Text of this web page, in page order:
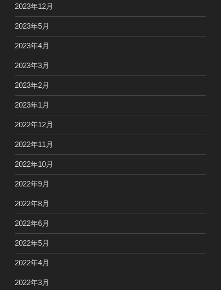
2023年12月
2023年5月
2023年4月
2023年3月
2023年2月
2023年1月
2022年12月
2022年11月
2022年10月
2022年9月
2022年8月
2022年6月
2022年5月
2022年4月
2022年3月